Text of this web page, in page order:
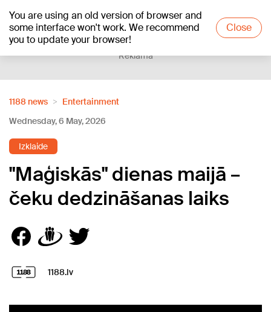
You are using an old version of browser and
some interface won't work. We recommend
you to update your browser!
Close
+19°C
Reklāma
1188 news
Entertainment
Wednesday, 6 May, 2026
Izklaide
"Maģiskās" dienas maijā –
čeku dedzināšanas laiks
1188.lv